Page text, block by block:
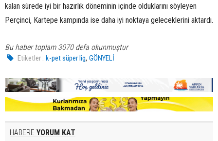
kalan sürede iyi bir hazırlık döneminin içinde olduklarını söyleyen
Perçinci, Kartepe kampında ise daha iyi noktaya geleceklerini aktardı.
Bu haber toplam 3070 defa okunmuştur
Etiketler : k-pet süper lig,GÖNYELİ
HABERE YORUM KAT